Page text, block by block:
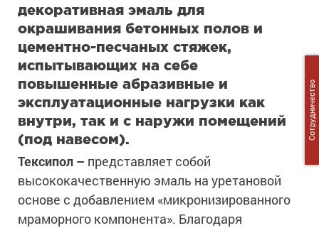
декоративная эмаль для
окрашивания бетонных полов и
цементно-песчаных стяжек,
испытывающих на себе
повышенные абразивные и
эксплуатационные нагрузки как
внутри, так и с наружи помещений
(под навесом).
Тексипол – представляет собой
высококачественную эмаль на уретановой
основе с добавлением «микронизированного
мраморного компонента». Благодаря
Сотрудничество